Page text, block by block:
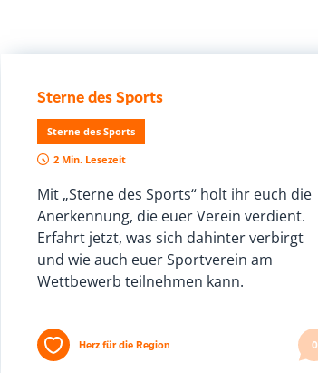
Sterne des Sports
Sterne des Sports
2 Min. Lesezeit
Mit „Sterne des Sports“ holt ihr euch die
Anerkennung, die euer Verein verdient.
Erfahrt jetzt, was sich dahinter verbirgt
und wie auch euer Sportverein am
Wettbewerb teilnehmen kann.
Herz für die Region 0